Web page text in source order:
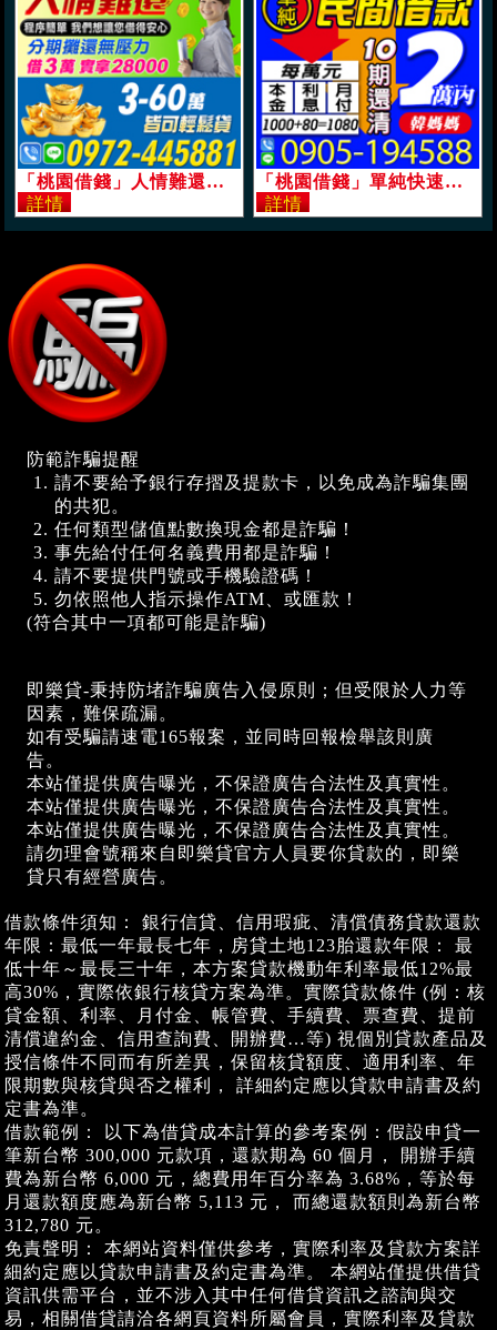
「桃園借錢」人情難還，分期好借，分期攤還無壓力實借實拿，3-60萬，皆可輕鬆貸程序簡單「即樂貸」 「桃園借錢」單純快速，民間借貸，每萬元月付1080起，2萬內，10期可還清「即樂貸」
防範詐騙提醒
請不要給予銀行存摺及提款卡，以免成為詐騙集團
的共犯。
任何類型儲值點數換現金都是詐騙！
事先給付任何名義費用都是詐騙！
請不要提供門號或手機驗證碼！
勿依照他人指示操作ATM、或匯款！
(符合其中一項都可能是詐騙)
即樂貸-秉持防堵詐騙廣告入侵原則；但受限於人力等
因素，難保疏漏。
如有受騙請速電165報案，並同時回報檢舉該則廣
告。
本站僅提供廣告曝光，不保證廣告合法性及真實性。
本站僅提供廣告曝光，不保證廣告合法性及真實性。
本站僅提供廣告曝光，不保證廣告合法性及真實性。
請勿理會號稱來自即樂貸官方人員要你貸款的，即樂
貸只有經營廣告。
借款條件須知： 銀行信貸、信用瑕疵、清償債務貸款還款
年限：最低一年最長七年，房貸土地123胎還款年限： 最
低十年～最長三十年，本方案貸款機動年利率最低12%最
高30%，實際依銀行核貸方案為準。實際貸款條件 (例：核
貸金額、利率、月付金、帳管費、手續費、票查費、提前
清償違約金、信用查詢費、開辦費…等) 視個別貸款產品及
授信條件不同而有所差異，保留核貸額度、適用利率、年
限期數與核貸與否之權利， 詳細約定應以貸款申請書及約
定書為準。
借款範例： 以下為借貸成本計算的參考案例：假設申貸一
筆新台幣 300,000 元款項，還款期為 60 個月， 開辦手續
費為新台幣 6,000 元，總費用年百分率為 3.68%，等於每
月還款額度應為新台幣 5,113 元， 而總還款額則為新台幣
312,780 元。
免責聲明： 本網站資料僅供參考，實際利率及貸款方案詳
細約定應以貸款申請書及約定書為準。 本網站僅提供借貸
資訊供需平台，並不涉入其中任何借貸資訊之諮詢與交
易，相關借貸請洽各網頁資料所屬會員，實際利率及貸款